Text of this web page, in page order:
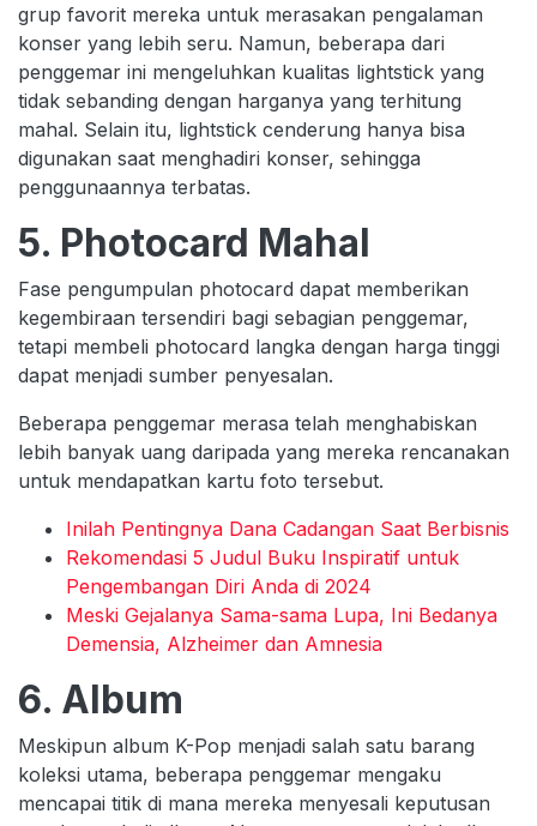
grup favorit mereka untuk merasakan pengalaman
konser yang lebih seru. Namun, beberapa dari
penggemar ini mengeluhkan kualitas lightstick yang
tidak sebanding dengan harganya yang terhitung
mahal. Selain itu, lightstick cenderung hanya bisa
digunakan saat menghadiri konser, sehingga
penggunaannya terbatas.
5. Photocard Mahal
Fase pengumpulan photocard dapat memberikan
kegembiraan tersendiri bagi sebagian penggemar,
tetapi membeli photocard langka dengan harga tinggi
dapat menjadi sumber penyesalan.
Beberapa penggemar merasa telah menghabiskan
lebih banyak uang daripada yang mereka rencanakan
untuk mendapatkan kartu foto tersebut.
Inilah Pentingnya Dana Cadangan Saat Berbisnis
Rekomendasi 5 Judul Buku Inspiratif untuk
Pengembangan Diri Anda di 2024
Meski Gejalanya Sama-sama Lupa, Ini Bedanya
Demensia, Alzheimer dan Amnesia
6. Album
Meskipun album K-Pop menjadi salah satu barang
koleksi utama, beberapa penggemar mengaku
mencapai titik di mana mereka menyesali keputusan